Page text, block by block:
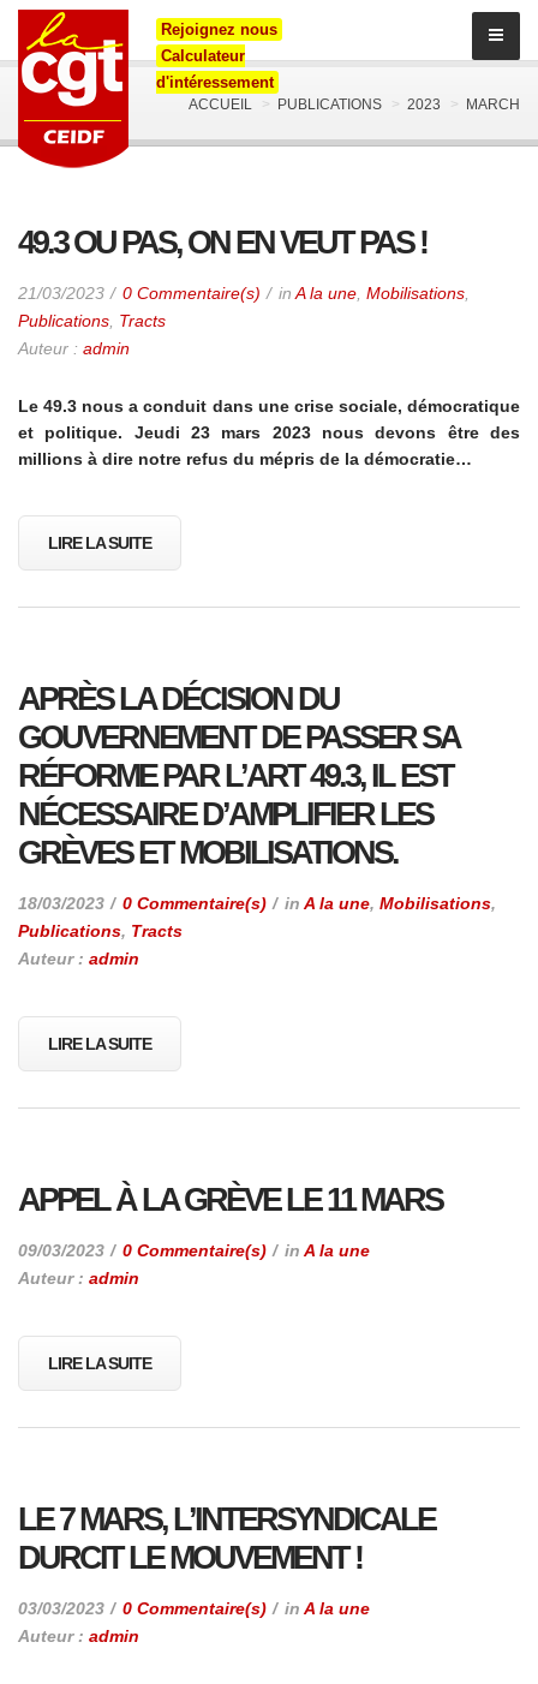
Rejoignez nous
Calculateur
d'intéressement
ACCUEIL PUBLICATIONS 2023 MARCH
49.3 OU PAS, ON EN VEUT PAS !
21/03/2023 0 Commentaire(s) in A la une Mobilisations
Publications Tracts
Auteur : admin
Le 49.3 nous a conduit dans une crise sociale, démocratique
et politique. Jeudi 23 mars 2023 nous devons être des
millions à dire notre refus du mépris de la démocratie…
LIRE LA SUITE
APRÈS LA DÉCISION DU
GOUVERNEMENT DE PASSER SA
RÉFORME PAR L’ART 49.3, IL EST
NÉCESSAIRE D’AMPLIFIER LES
GRÈVES ET MOBILISATIONS.
18/03/2023 0 Commentaire(s) in A la une, Mobilisations,
Publications, Tracts
Auteur : admin
LIRE LA SUITE
APPEL À LA GRÈVE LE 11 MARS
09/03/2023 0 Commentaire(s) in A la une
Auteur : admin
LIRE LA SUITE
LE 7 MARS, L’INTERSYNDICALE
DURCIT LE MOUVEMENT !
03/03/2023 0 Commentaire(s) in A la une
Auteur : admin